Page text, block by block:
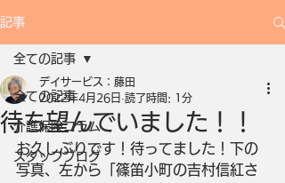
記事
全ての記事
介護保険コラム
スタッフブログ
全ての記事
待ち望んでいました！！
デイサービス：藤田
2022年4月26日 読了時間: 1分
お久しぶりです！待ってました！下の
写真、左から「篠笛小町の吉村信紅さ